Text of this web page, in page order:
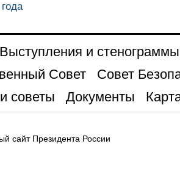
Выступления и стенограммы
Совет
Совет
советы
Документы
сайт Президента России